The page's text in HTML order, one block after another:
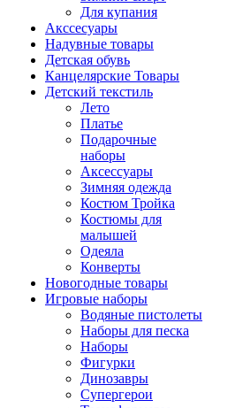
Для купания
Акссесуары
Надувные товары
Детская обувь
Канцелярские Товары
Детский текстиль
Лето
Платье
Подарочные
наборы
Аксессуары
Зимняя одежда
Костюм Тройка
Костюмы для
малышей
Одеяла
Конверты
Новогодные товары
Игровые наборы
Водяные пистолеты
Наборы для песка
Наборы
Фигурки
Динозавры
Супергерои